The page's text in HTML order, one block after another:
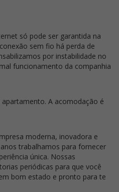
só pode ser garantida na
sem fio há perda de
por instabilidade no
funcionamento da companhia
A acomodação é
moderna, inovadora e
trabalhamos para fornecer
única. Nossas
periódicas para que você
bom estado e pronto para te